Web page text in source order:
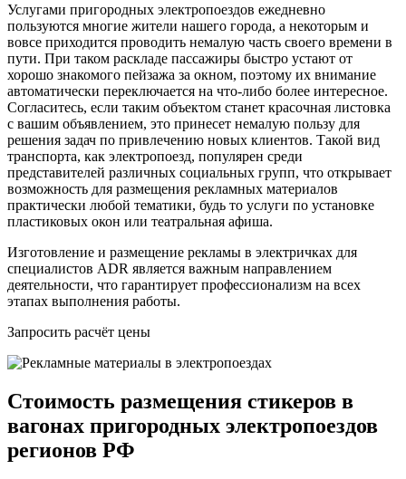
Услугами пригородных электропоездов ежедневно
пользуются многие жители нашего города, а некоторым и
вовсе приходится проводить немалую часть своего времени в
пути. При таком раскладе пассажиры быстро устают от
хорошо знакомого пейзажа за окном, поэтому их внимание
автоматически переключается на что-либо более интересное.
Согласитесь, если таким объектом станет красочная листовка
с вашим объявлением, это принесет немалую пользу для
решения задач по привлечению новых клиентов. Такой вид
транспорта, как электропоезд, популярен среди
представителей различных социальных групп, что открывает
возможность для размещения рекламных материалов
практически любой тематики, будь то услуги по установке
пластиковых окон или театральная афиша.
Изготовление и размещение рекламы в электричках для
специалистов ADR является важным направлением
деятельности, что гарантирует профессионализм на всех
этапах выполнения работы.
Запросить расчёт цены
Стоимость размещения стикеров в
вагонах пригородных электропоездов
регионов РФ